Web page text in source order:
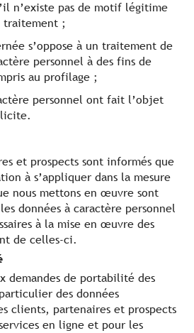
n’existe pas de motif légitime
traitement ;
s’oppose à un traitement de
personnel à des fins de
au profilage ;
personnel ont fait l’objet
et prospects sont informés que
à s’appliquer dans la mesure
nous mettons en œuvre sont
données à caractère personnel
à la mise en œuvre des
de celles-ci.
demandes de portabilité des
des données
clients, partenaires et prospects
en ligne et pour les